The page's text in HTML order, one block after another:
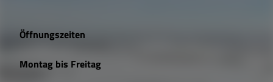
e
L
Öffnungszeiten
Montag bis Freitag